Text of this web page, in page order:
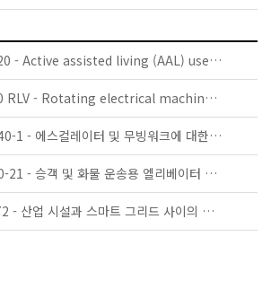
IEC TS 63134:2020 - Active assisted living (AAL) use cases
IEC 60034-5:2020 RLV - Rotating electrical machines - Part 5: Degrees of protection provided by the integral design of rotating electrical machines (IP code) - Classification
KS B ISO/TS 25740-1 - 에스컬레이터 및 무빙워크에 대한 안전요건 — 제1부: 세계공통 필수 안전요건(GESRs)
KS B ISO/TS 8100-21 - 승객 및 화물 운송용 엘리베이터 —제21부: 세계공통 필수안전요건(GESRs)을 충족하는 세계공통 안전 파라미터(GSPs)
KS C IEC TS 62872 - 산업 시설과 스마트 그리드 사이의 산업 공정 측정, 제어 및 자동화 시스템 인터페이스